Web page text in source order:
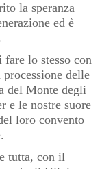
la speranza
ed è
fare lo stesso con
delle
del Monte degli
e le nostre suore
loro convento
tutta, con il